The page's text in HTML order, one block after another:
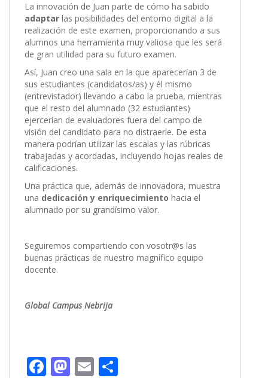
La innovación de Juan parte de cómo ha sabido
adaptar las posibilidades del entorno digital a la
realización de este examen, proporcionando a sus
alumnos una herramienta muy valiosa que les será
de gran utilidad para su futuro examen.
Así, Juan creo una sala en la que aparecerían 3 de
sus estudiantes (candidatos/as) y él mismo
(entrevistador) llevando a cabo la prueba, mientras
que el resto del alumnado (32 estudiantes)
ejercerían de evaluadores fuera del campo de
visión del candidato para no distraerle. De esta
manera podrían utilizar las escalas y las rúbricas
trabajadas y acordadas, incluyendo hojas reales de
calificaciones.
Una práctica que, además de innovadora, muestra
una dedicación y enriquecimiento hacia el
alumnado por su grandísimo valor.
Seguiremos compartiendo con vosotr@s las
buenas prácticas de nuestro magnífico equipo
docente.
Global Campus Nebrija
F M E